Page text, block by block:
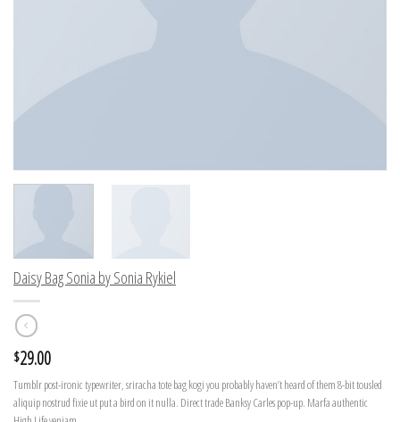
Daisy Bag Sonia by Sonia Rykiel
$29.00
Tumblr post-ironic typewriter, sriracha tote bag kogi you probably haven’t heard of them 8-bit tousled
aliquip nostrud fixie ut put a bird on it nulla. Direct trade Banksy Carles pop-up. Marfa authentic